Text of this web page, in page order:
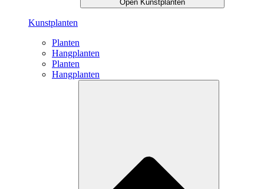
Open Kunstplanten
Kunstplanten
Planten
Hangplanten
Planten
Hangplanten